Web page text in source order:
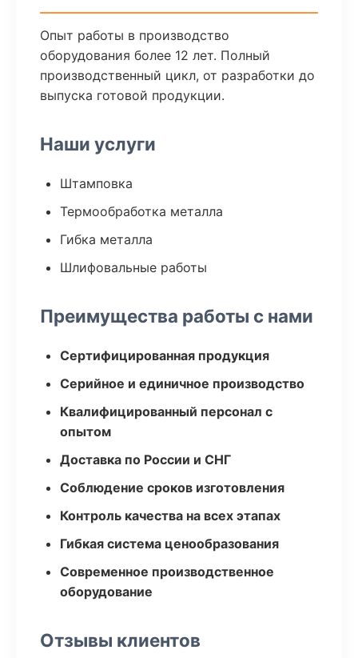
Опыт работы в производство
оборудования более 12 лет. Полный
производственный цикл, от разработки до
выпуска готовой продукции.
Наши услуги
Штамповка
Термообработка металла
Гибка металла
Шлифовальные работы
Преимущества работы с нами
Сертифицированная продукция
Серийное и единичное производство
Квалифицированный персонал с
опытом
Доставка по России и СНГ
Соблюдение сроков изготовления
Контроль качества на всех этапах
Гибкая система ценообразования
Современное производственное
оборудование
Отзывы клиентов